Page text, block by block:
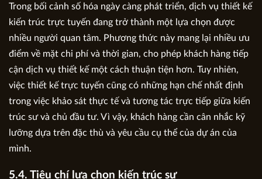
Trong bối cảnh số hóa ngày càng phát triển, dịch vụ thiết kế
kiến trúc trực tuyến đang trở thành một lựa chọn được
nhiều người quan tâm. Phương thức này mang lại nhiều ưu
điểm về mặt chi phí và thời gian, cho phép khách hàng tiếp
cận dịch vụ thiết kế một cách thuận tiện hơn. Tuy nhiên,
việc thiết kế trực tuyến cũng có những hạn chế nhất định
trong việc khảo sát thực tế và tương tác trực tiếp giữa kiến
trúc sư và chủ đầu tư. Vì vậy, khách hàng cần cân nhắc kỹ
lưỡng dựa trên đặc thù và yêu cầu cụ thể của dự án của
mình.
5.4. Tiêu chí lựa chọn kiến trúc sư